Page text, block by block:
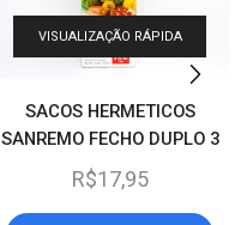
VISUALIZAÇÃO RÁPIDA
SACOS HERMETICOS
SANREMO FECHO DUPLO 3
LITROS C/8 (REF. SR374)
R$17,95